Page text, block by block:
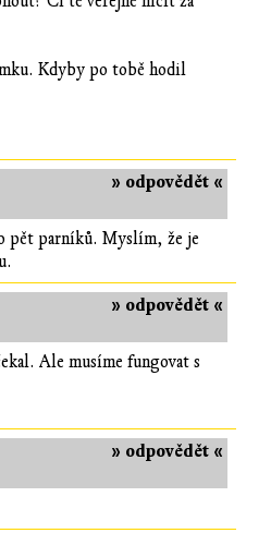
Kdyby po tobě hodil
» odpovědět «
pět parníků. Myslím, že je
» odpovědět «
Ale musíme fungovat s
» odpovědět «